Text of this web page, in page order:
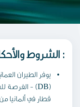
الشروط والأحكام :
يوفر الطيران
قطار في ألمانيا